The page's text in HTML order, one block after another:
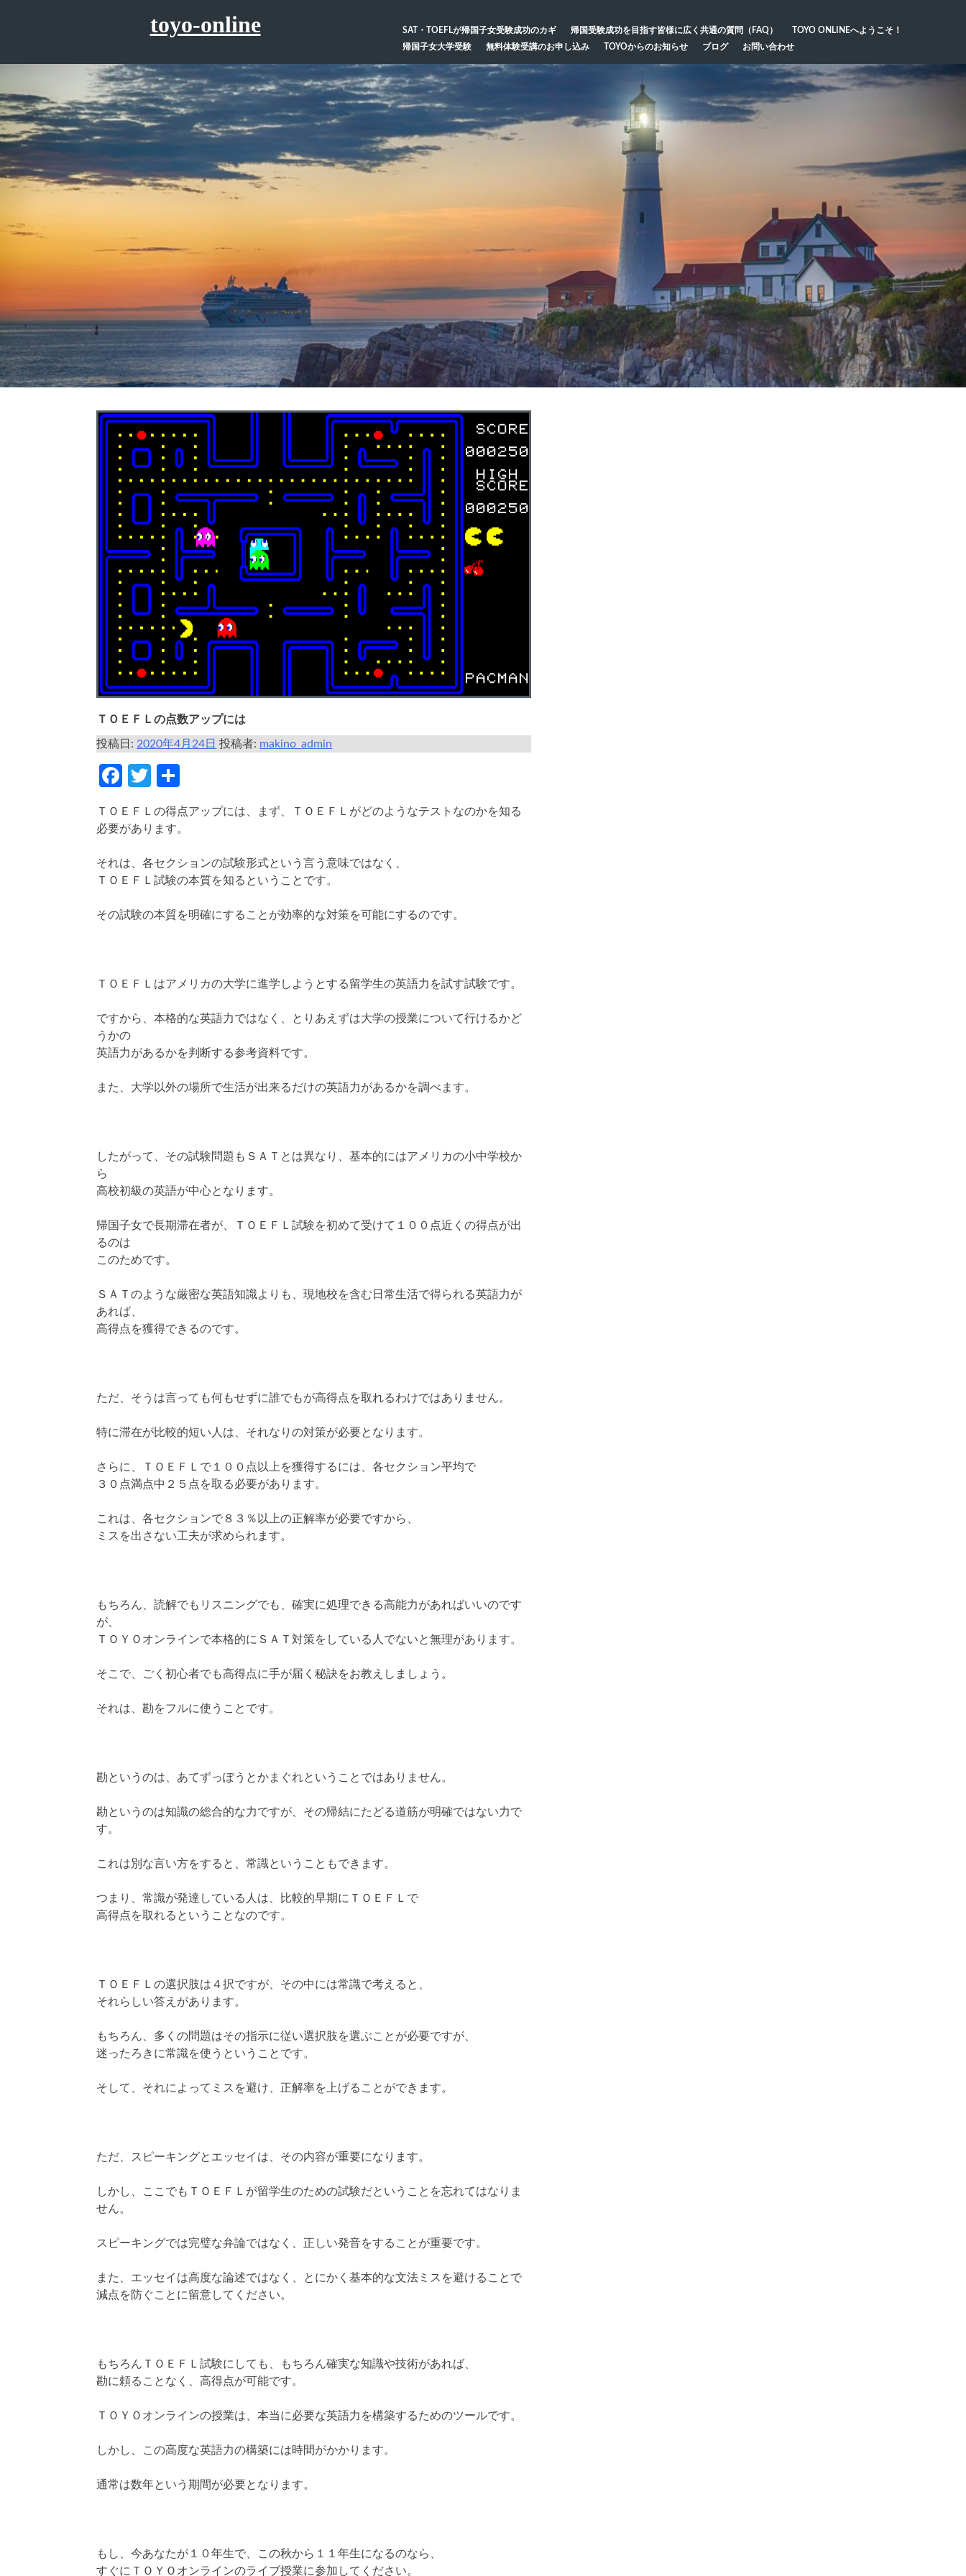
へ
ス
キ
ッ
プ
toyo-online SAT・TOEFLが帰国子女受験成功のカギ 帰国受験成功を目指す皆様に広く共通の質問（FAQ）
TOYO ONLINEへようこそ！
帰国子女大学受験
無料体験受講のお申し込み TOYOからのお知らせ ブログ お問い合わせ
ＴＯＥＦＬの点数アップには
投稿日:2020年4月24日 投稿者: makino_admin
Facebook
Twitter
有
ＴＯＥＦＬの得点アップには、まず、ＴＯＥＦＬがどのようなテストなのかを知る
必要があります。
それは、各セクションの試験形式という言う意味ではなく、
ＴＯＥＦＬ試験の本質を知るということです。
その試験の本質を明確にすることが効率的な対策を可能にするのです。
ＴＯＥＦＬはアメリカの大学に進学しようとする留学生の英語力を試す試験です。
ですから、本格的な英語力ではなく、とりあえずは大学の授業について行けるかど
うかの
英語力があるかを判断する参考資料です。
また、大学以外の場所で生活が出来るだけの英語力があるかを調べます。
したがって、その試験問題もＳＡＴとは異なり、基本的にはアメリカの小中学校か
ら
高校初級の英語が中心となります。
帰国子女で長期滞在者が、ＴＯＥＦＬ試験を初めて受けて１００点近くの得点が出
るのは
このためです。
ＳＡＴのような厳密な英語知識よりも、現地校を含む日常生活で得られる英語力が
あれば、
高得点を獲得できるのです。
ただ、そうは言っても何もせずに誰でもが高得点を取れるわけではありません。
特に滞在が比較的短い人は、それなりの対策が必要となります。
さらに、ＴＯＥＦＬで１００点以上を獲得するには、各セクション平均で
３０点満点中２５点を取る必要があります。
これは、各セクションで８３％以上の正解率が必要ですから、
ミスを出さない工夫が求められます。
もちろん、読解でもリスニングでも、確実に処理できる高能力があればいいのです
が、
ＴＯＹＯオンラインで本格的にＳＡＴ対策をしている人でないと無理があります。
そこで、ごく初心者でも高得点に手が届く秘訣をお教えしましょう。
それは、勘をフルに使うことです。
勘というのは、あてずっぽうとかまぐれということではありません。
勘というのは知識の総合的な力ですが、その帰結にたどる道筋が明確ではない力で
す。
これは別な言い方をすると、常識ということもできます。
つまり、常識が発達している人は、比較的早期にＴＯＥＦＬで
高得点を取れるということなのです。
ＴＯＥＦＬの選択肢は４択ですが、その中には常識で考えると、
それらしい答えがあります。
もちろん、多くの問題はその指示に従い選択肢を選ぶことが必要ですが、
迷ったろきに常識を使うということです。
そして、それによってミスを避け、正解率を上げることができます。
ただ、スピーキングとエッセイは、その内容が重要になります。
しかし、ここでもＴＯＥＦＬが留学生のための試験だということを忘れてはなりま
せん。
スピーキングでは完璧な弁論ではなく、正しい発音をすることが重要です。
また、エッセイは高度な論述ではなく、とにかく基本的な文法ミスを避けることで
減点を防ぐことに留意してください。
もちろんＴＯＥＦＬ試験にしても、もちろん確実な知識や技術があれば、
勘に頼ることなく、高得点が可能です。
ＴＯＹＯオンラインの授業は、本当に必要な英語力を構築するためのツールです。
しかし、この高度な英語力の構築には時間がかかります。
通常は数年という期間が必要となります。
もし、今あなたが１０年生で、この秋から１１年生になるのなら、
すぐにＴＯＹＯオンラインのライブ授業に参加してください。